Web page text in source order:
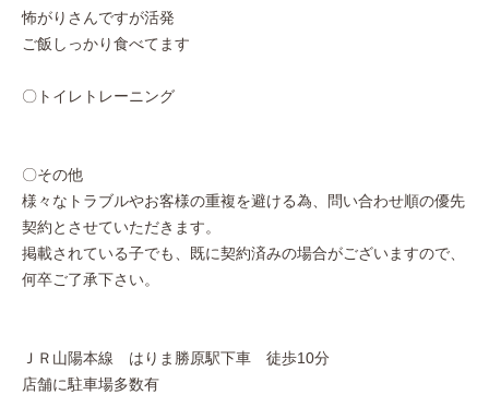
怖がりさんですが活発
ご飯しっかり食べてます
〇トイレトレーニング
〇その他
様々なトラブルやお客様の重複を避ける為、問い合わせ順の優先
契約とさせていただきます。
掲載されている子でも、既に契約済みの場合がございますので、
何卒ご了承下さい。
ＪＲ山陽本線 はりま勝原駅下車 徒歩10分
店舗に駐車場多数有